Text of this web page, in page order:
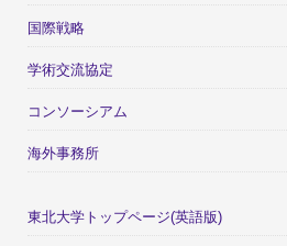
国際戦略
学術交流協定
コンソーシアム
海外事務所
東北大学トップページ(英語版)